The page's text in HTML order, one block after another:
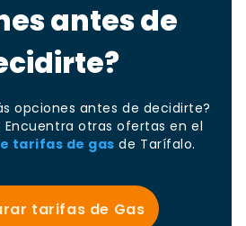
antes de
opciones antes de decidirte?
Encuentra otras ofertas en el
tarifas de gas de Tarífalo.
tarifas de Gas